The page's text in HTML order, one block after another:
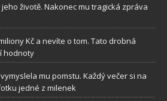
životě. Nakonec mu tragická zpráva
Kč a nevíte o tom. Tato drobná
hodnoty
mu pomstu. Každý večer si na
jedné z milenek